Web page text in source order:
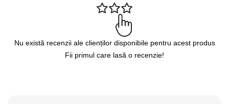
Nu există recenzii ale clienților disponibile pentru acest produs
Fii primul care lasă o recenzie!